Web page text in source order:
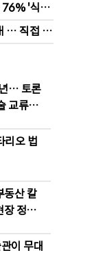
'식료
… 직접 만
… 토론
교류전'
리오 법
동산 칼
장 정보
이 무대